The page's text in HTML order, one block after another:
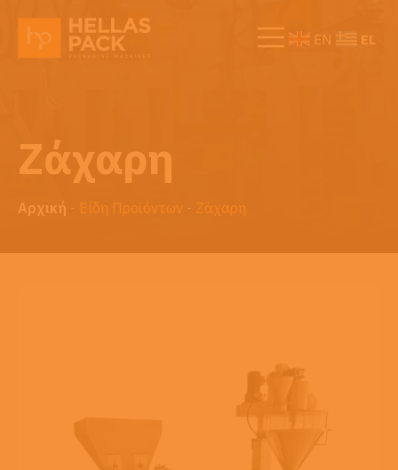
EN EL
Ζάχαρη
Αρχική - Είδη Προϊόντων - Ζάχαρη